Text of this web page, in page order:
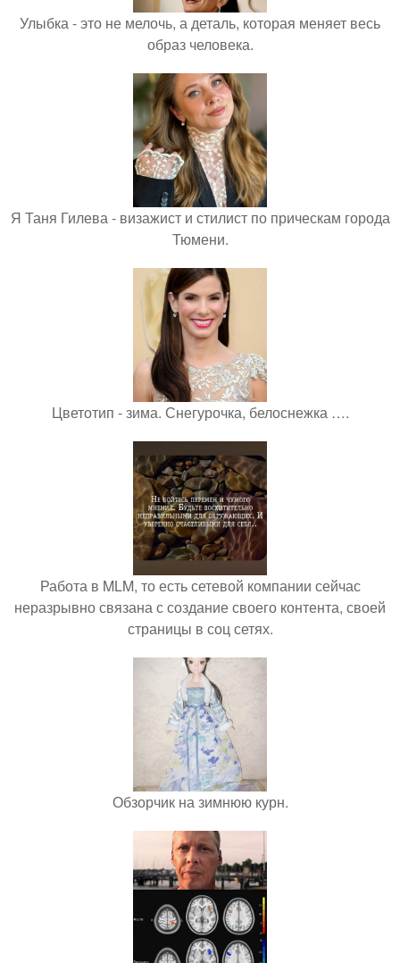
Улыбка - это не мелочь, а деталь, которая меняет весь
образ человека.
Я Таня Гилева - визажист и стилист по прическам города
Тюмени.
Цветотип - зима. Снегурочка, белоснежка ….
Работа в MLM, то есть сетевой компании сейчас
неразрывно связана с создание своего контента, своей
страницы в соц сетях.
Обзорчик на зимнюю курн.